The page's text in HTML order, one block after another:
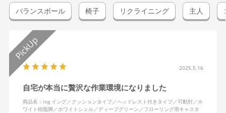
バランスボール 椅子 リクライニング 主人
2025.5.16
自宅が本当に贅沢な作業環境になりました
商品名：ing イング／クッションタイプ／ヘッドレスト付きタイプ／可動肘／ホ
ワイト樹脂脚／ホワイトシェル／ディープグリーン／フローリング用キャスタ